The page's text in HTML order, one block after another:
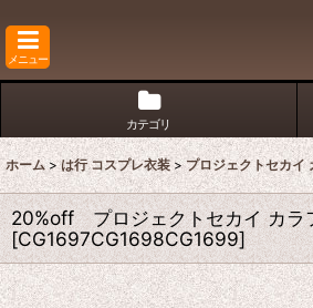
メニュー
カテゴリ
ホーム > は行 コスプレ衣装 > プロジェクトセカイ
20%off プロジェクトセカイ カ
[CG1697CG1698CG1699]